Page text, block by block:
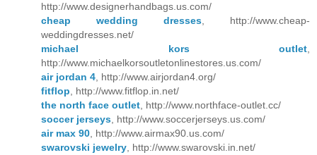
http://www.designerhandbags.us.com/
cheap wedding dresses, http://www.cheap-
weddingdresses.net/
michael kors outlet,
http://www.michaelkorsoutletonlinestores.us.com/
air jordan 4, http://www.airjordan4.org/
fitflop, http://www.fitflop.in.net/
the north face outlet, http://www.northface-outlet.cc/
soccer jerseys, http://www.soccerjerseys.us.com/
air max 90, http://www.airmax90.us.com/
swarovski jewelry, http://www.swarovski.in.net/